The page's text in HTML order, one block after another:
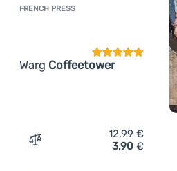
FRENCH PRESS
Warg Coffeetower
Zum Vergleich 'French
12,99€
3,90 €